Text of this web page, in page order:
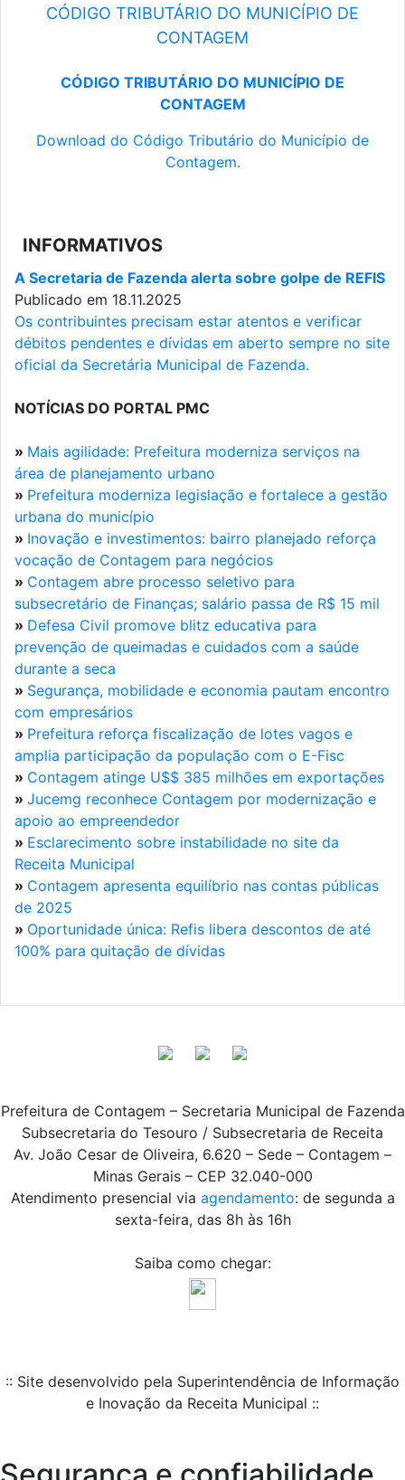
CÓDIGO TRIBUTÁRIO DO MUNICÍPIO DE
CONTAGEM
CÓDIGO TRIBUTÁRIO DO MUNICÍPIO DE
CONTAGEM
Download do Código Tributário do Município de
Contagem.
INFORMATIVOS
A Secretaria de Fazenda alerta sobre golpe de REFIS
Publicado em 18.11.2025
Os contribuintes precisam estar atentos e verificar
débitos pendentes e dívidas em aberto sempre no site
oficial da Secretária Municipal de Fazenda.
NOTÍCIAS DO PORTAL PMC
» Mais agilidade: Prefeitura moderniza serviços na
área de planejamento urbano
» Prefeitura moderniza legislação e fortalece a gestão
urbana do município
» Inovação e investimentos: bairro planejado reforça
vocação de Contagem para negócios
» Contagem abre processo seletivo para
subsecretário de Finanças; salário passa de R$ 15 mil
» Defesa Civil promove blitz educativa para
prevenção de queimadas e cuidados com a saúde
durante a seca
» Segurança, mobilidade e economia pautam encontro
com empresários
» Prefeitura reforça fiscalização de lotes vagos e
amplia participação da população com o E-Fisc
» Contagem atinge U$$ 385 milhões em exportações
» Jucemg reconhece Contagem por modernização e
apoio ao empreendedor
» Esclarecimento sobre instabilidade no site da
Receita Municipal
» Contagem apresenta equilíbrio nas contas públicas
de 2025
» Oportunidade única: Refis libera descontos de até
100% para quitação de dívidas
Prefeitura de Contagem – Secretaria Municipal de Fazenda
Subsecretaria do Tesouro / Subsecretaria de Receita
Av. João Cesar de Oliveira, 6.620 – Sede – Contagem –
Minas Gerais – CEP 32.040-000
Atendimento presencial via agendamento: de segunda a
sexta-feira, das 8h às 16h
Saiba como chegar:
:: Site desenvolvido pela Superintendência de Informação
e Inovação da Receita Municipal ::